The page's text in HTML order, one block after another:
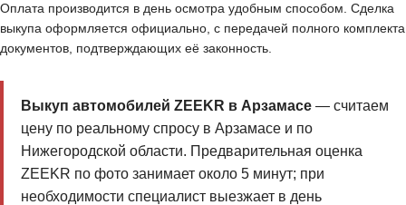
Оплата производится в день осмотра удобным способом. Сделка
выкупа оформляется официально, с передачей полного комплекта
документов, подтверждающих её законность.
Выкуп автомобилей ZEEKR в Арзамасе— считаем
цену по реальному спросу в Арзамасе и по
Нижегородской области. Предварительная оценка
ZEEKR по фото занимает около 5 минут; при
необходимости специалист выезжает в день